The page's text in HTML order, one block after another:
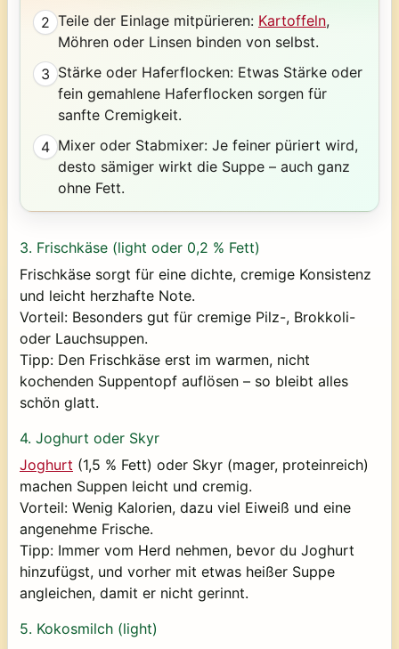
2 Teile der Einlage mitpürieren: Kartoffeln,
Möhren oder Linsen binden von selbst.
3 Stärke oder Haferflocken: Etwas Stärke oder
fein gemahlene Haferflocken sorgen für
sanfte Cremigkeit.
4 Mixer oder Stabmixer: Je feiner püriert wird,
desto sämiger wirkt die Suppe – auch ganz
ohne Fett.
3. Frischkäse (light oder 0,2 % Fett)
Frischkäse sorgt für eine dichte, cremige Konsistenz
und leicht herzhafte Note.
Vorteil: Besonders gut für cremige Pilz-, Brokkoli-
oder Lauchsuppen.
Tipp: Den Frischkäse erst im warmen, nicht
kochenden Suppentopf auflösen – so bleibt alles
schön glatt.
4. Joghurt oder Skyr
Joghurt (1,5 % Fett) oder Skyr (mager, proteinreich)
machen Suppen leicht und cremig.
Vorteil: Wenig Kalorien, dazu viel Eiweiß und eine
angenehme Frische.
Tipp: Immer vom Herd nehmen, bevor du Joghurt
hinzufügst, und vorher mit etwas heißer Suppe
angleichen, damit er nicht gerinnt.
5. Kokosmilch (light)